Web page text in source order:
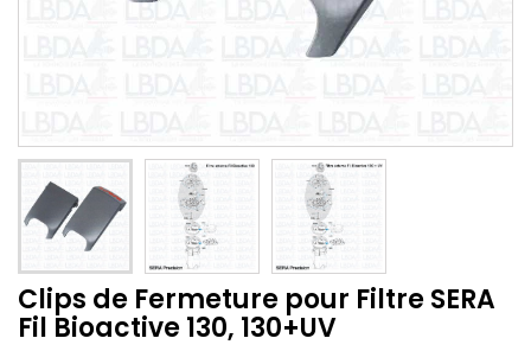
Clips de Fermeture pour Filtre SERA
Fil Bioactive 130, 130+UV